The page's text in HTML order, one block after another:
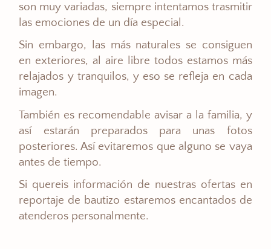
son muy variadas, siempre intentamos trasmitir
las emociones de un día especial.
Sin embargo, las más naturales se consiguen
en exteriores, al aire libre todos estamos más
relajados y tranquilos, y eso se refleja en cada
imagen.
También es recomendable avisar a la familia, y
así estarán preparados para unas fotos
posteriores. Así evitaremos que alguno se vaya
antes de tiempo.
Si quereis información de nuestras ofertas en
reportaje de bautizo estaremos encantados de
atenderos personalmente.